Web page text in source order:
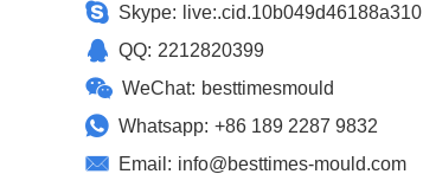
Skype:
live:.cid.10b049d46188a310
QQ: 2212820399
WeChat: besttimesmould
Whatsapp: +86 189 2287 9832
Email: info@besttimes-mould.com